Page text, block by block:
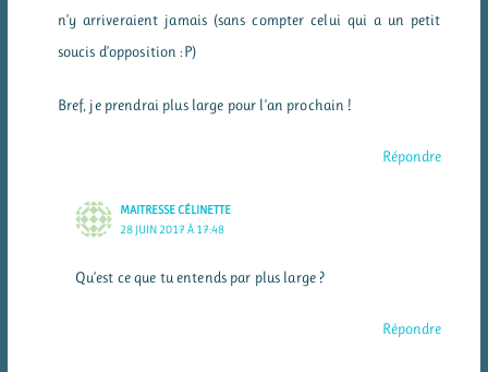
n’y arriveraient jamais (sans compter celui qui a un petit
soucis d’opposition :P)
Bref, je prendrai plus large pour l’an prochain !
Répondre
MAITRESSE CÉLINETTE
28 JUIN 2017 À 17:48
Qu’est ce que tu entends par plus large ?
Répondre